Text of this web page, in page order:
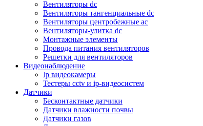
Вентиляторы dc
Вентиляторы тангенциальные dc
Вентиляторы центробежные ac
Вентиляторы-улитка dc
Монтажные элементы
Провода питания вентиляторов
Решетки для вентиляторов
Видеонаблюдение
Ip видеокамеры
Тестеры cctv и ip-видеосистем
Датчики
Бесконтактные датчики
Датчики влажности почвы
Датчики газов